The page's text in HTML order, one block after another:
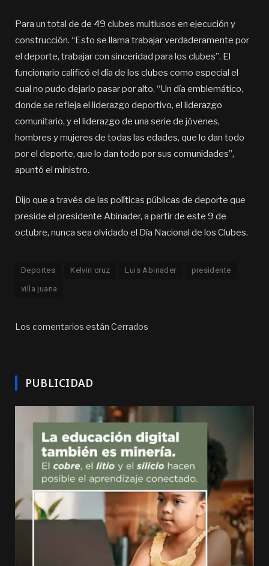
Para un total de de 49 clubes multiusos en ejecución y
construcción. “Esto se llama trabajar verdaderamente por
el deporte, trabajar con sinceridad para los clubes”. El
funcionario calificó el día de los clubes como especial el
cual no pudo dejarlo pasar por alto. “Un día emblemático,
donde se refleja el liderazgo deportivo, el liderazgo
comunitario, y el liderazgo de una serie de jóvenes,
hombres y mujeres de todas las edades, que lo dan todo
por el deporte, que lo dan todo por sus comunidades”,
apuntó el ministro.
Dijo que a través de las políticas públicas de deporte que
preside el presidente Abinader, a partir de este 9 de
octubre, nunca sea olvidado el Día Nacional de los Clubes.
Deportes Kelvin cruz Luis Abinader presidente
villa juana
Los comentarios están Cerrados
PUBLICIDAD